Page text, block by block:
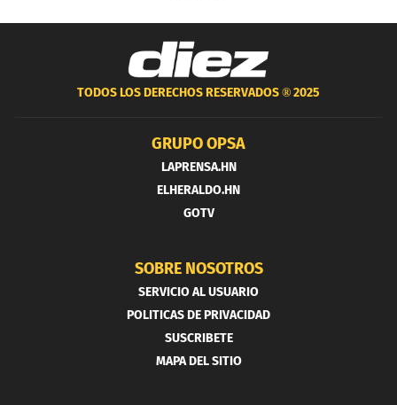
TODOS LOS DERECHOS RESERVADOS ®2025
GRUPO OPSA
LAPRENSA.HN
ELHERALDO.HN
GOTV
SOBRE NOSOTROS
SERVICIO AL USUARIO
POLITICAS DE PRIVACIDAD
SUSCRIBETE
MAPA DEL SITIO